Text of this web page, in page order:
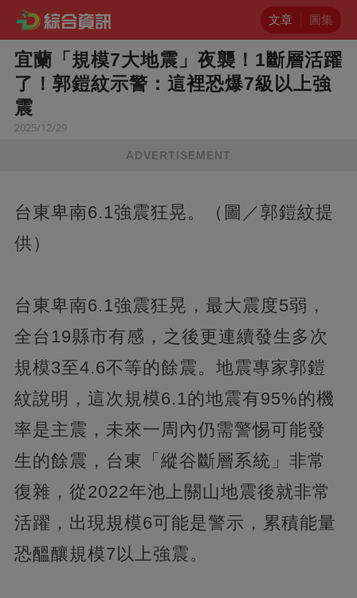
文章 圖集
宜蘭「規模7大地震」夜襲！1斷層活躍
了！郭鎧紋示警：這裡恐爆7級以上強
震
2025/12/29
ADVERTISEMENT
台東卑南6.1強震狂晃。（圖／郭鎧紋提
供）
台東卑南6.1強震狂晃，最大震度5弱，
全台19縣市有感，之後更連續發生多次
規模3至4.6不等的餘震。地震專家郭鎧
紋說明，這次規模6.1的地震有95%的機
率是主震，未來一周內仍需警惕可能發
生的餘震，台東「縱谷斷層系統」非常
復雜，從2022年池上關山地震後就非常
活躍，出現規模6可能是警示，累積能量
恐醞釀規模7以上強震。